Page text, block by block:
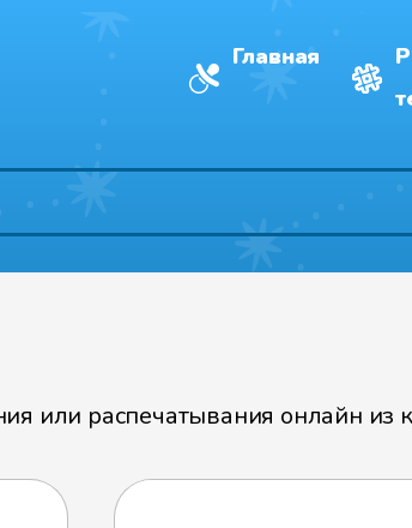
Главная
или распечатывания онлайн из